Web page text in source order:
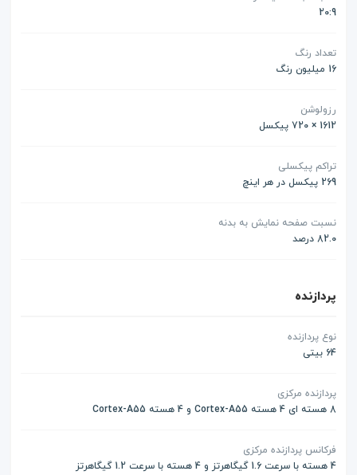
20:9
تعداد رنگ
16 میلیون رنگ
رزولوشن
1612 × 720 پیکسل
تراکم پیکسلی
269 پیکسل در هر اینچ
نسبت صفحه نمایش به بدنه
82.0 درصد
پردازنده
نوع پردازنده
64 بیتی
پردازنده مرکزی
8 هسته ای 4 هسته Cortex-A55 و 4 هسته Cortex-A55
فرکانس پردازنده مرکزی
4 هسته با سرعت 1.6 گیگاهرتز و 4 هسته با سرعت 1.2 گیگاهرتز